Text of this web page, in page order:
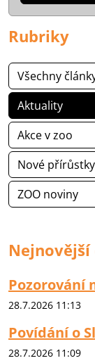
Rubriky
Všechny
Aktuality
Akce v zoo
Nové přírůstky
ZOO noviny
Nejnovější
Pozorování
28.7.2026 11:13
Povídání o
28.7.2026 11:09